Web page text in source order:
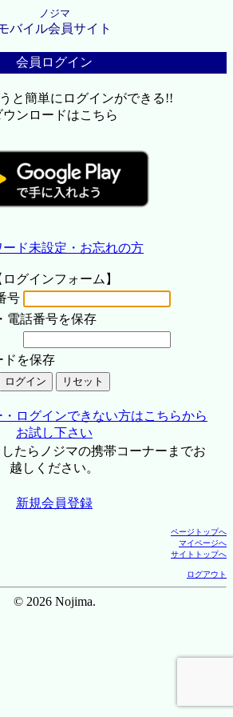
ノジマ
バイル会員サイト
会員ログイン
と簡単にログインができる!!
ウンロードはこちら
ード未設定・お忘れの方
ログインフォーム】
号
電話番号を保存
ドを保存
ログインできない方はこちらから
お試し下さい
たらノジマの携帯コーナーまでお
越しください。
新規会員登録
ページトップへ
マイページへ
サイトトップへ
ログアウト
© 2026 Nojima.